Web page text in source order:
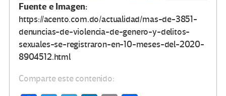
Fuente e Imagen:
https://acento.com.do/actualidad/mas-de-3851-
denuncias-de-violencia-de-genero-y-delitos-
sexuales-se-registraron-en-10-meses-del-2020-
8904512.html
Comparte este contenido: